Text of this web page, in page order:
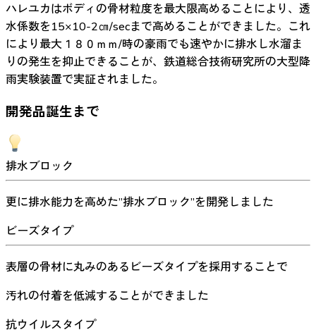
ハレユカはボディの骨材粒度を最大限高めることにより、透
水係数を15×10-2㎝/secまで高めることができました。これ
により最大１８０ｍｍ/時の豪雨でも速やかに排水し水溜ま
りの発生を抑止できることが、鉄道総合技術研究所の大型降
雨実験装置で実証されました。
開発品誕生まで
排水ブロック
更に排水能力を高めた”排水ブロック”を開発しました
ビーズタイプ
表層の骨材に丸みのあるビーズタイプを採用することで
汚れの付着を低減することができました
抗ウイルスタイプ